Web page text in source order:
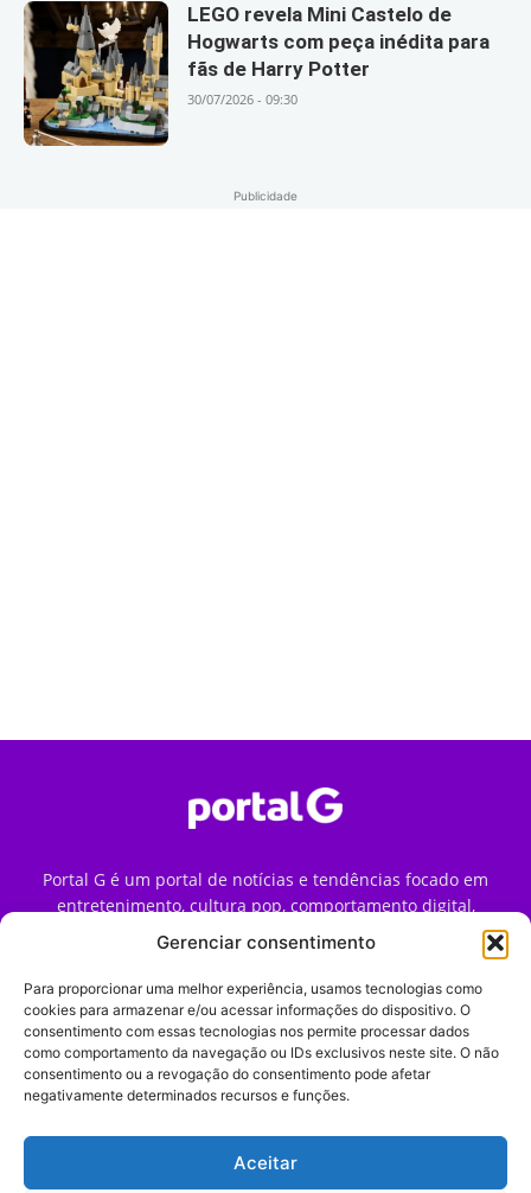
Gerenciar consentimento
Para proporcionar uma melhor experiência, usamos tecnologias como
cookies para armazenar e/ou acessar informações do dispositivo. O
consentimento com essas tecnologias nos permite processar dados
como comportamento da navegação ou IDs exclusivos neste site. O não
consentimento ou a revogação do consentimento pode afetar
negativamente determinados recursos e funções.
Aceitar
LEGO revela Mini Castelo de
Hogwarts com peça inédita para
fãs de Harry Potter
30/07/2026 - 09:30
Publicidade
Portal G é um portal de notícias e tendências focado em
entretenimento, cultura pop, comportamento digital,
streaming, games e iniciativas de marca que impactam a
forma como o público vive e consome internet no Brasil.
Contato:contato@portalg.com.br